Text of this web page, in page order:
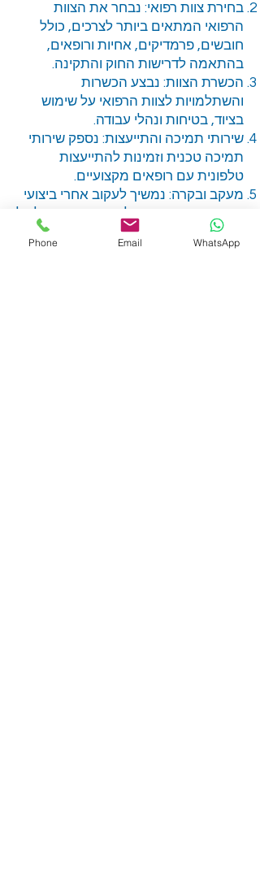
בחירת צוות רפואי: נבחר את הצוות
הרפואי המתאים ביותר לצרכים, כולל
חובשים, פרמדיקים, אחיות ורופאים,
בהתאמה לדרישות החוק והתקינה.
הכשרת הצוות: נבצע הכשרות
והשתלמויות לצוות הרפואי על שימוש
בציוד, בטיחות ונהלי עבודה.
שירותי תמיכה והתייעצות: נספק שירותי
תמיכה טכנית וזמינות להתייעצות
טלפונית עם רופאים מקצועיים.
מעקב ובקרה: נמשיך לעקוב אחרי ביצועי
הצוות הרפואי ונדאג לדיווח תקופתי על כל
פעילות.
שאלות ותשובות Phone Email WhatsApp